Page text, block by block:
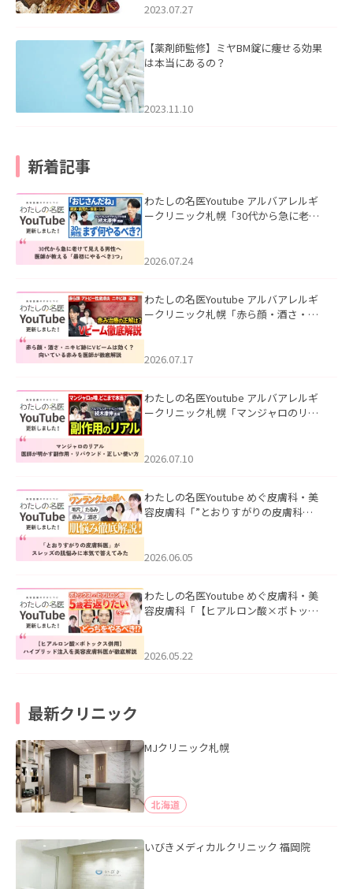
2023.07.27
【薬剤師監修】ミヤBM錠に痩せる効果
は本当にあるの？
2023.11.10
新着記事
わたしの名医Youtube アルバアレルギ
ークリニック札幌「30代から急に老け
た。
2026.07.24
わたしの名医Youtube アルバアレルギ
ークリニック札幌「赤ら顔・酒さ・ニ
した。
2026.07.17
わたしの名医Youtube アルバアレルギ
ークリニック札幌「マンジャロのリア
た。
2026.07.10
わたしの名医Youtube めぐ皮膚科・美
容皮膚科「”とおりすがりの皮膚科
2026.06.05
わたしの名医Youtube めぐ皮膚科・美
容皮膚科「【ヒアルロン酸×ボトック
た。
2026.05.22
最新クリニック
MJクリニック札幌
北海道
いびきメディカルクリニック 福岡院